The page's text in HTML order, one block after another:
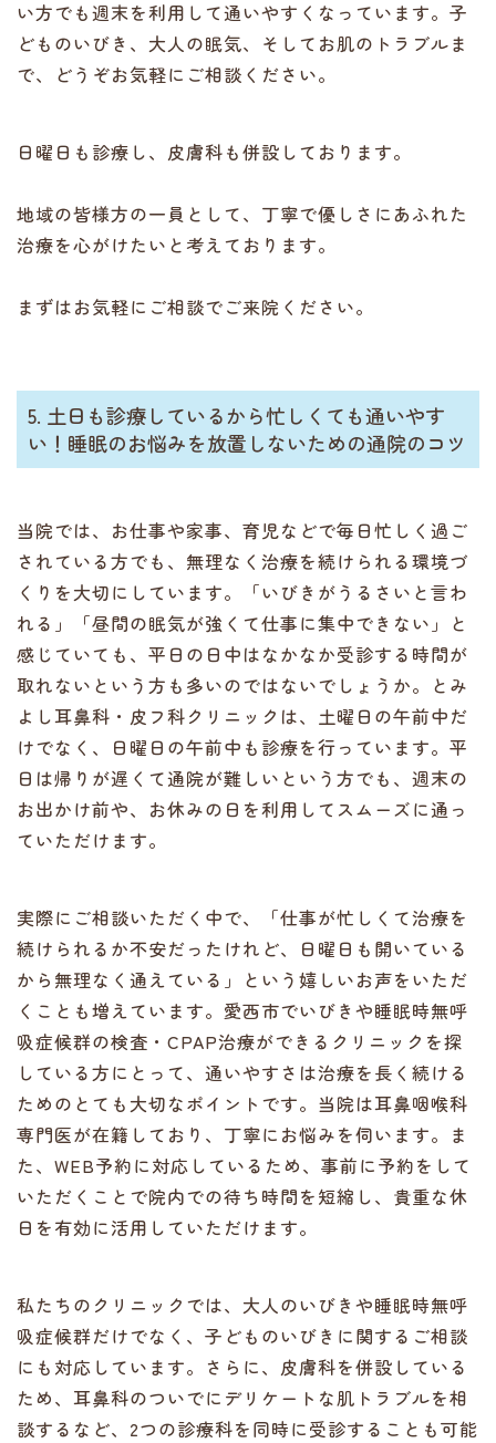
い方でも週末を利用して通いやすくなっています。子
どものいびき、大人の眠気、そしてお肌のトラブルま
で、どうぞお気軽にご相談ください。
日曜日も診療し、皮膚科も併設しております。
地域の皆様方の一員として、丁寧で優しさにあふれた
治療を心がけたいと考えております。
まずはお気軽にご相談でご来院ください。
5. 土日も診療しているから忙しくても通いやす
い！睡眠のお悩みを放置しないための通院のコツ
当院では、お仕事や家事、育児などで毎日忙しく過ご
されている方でも、無理なく治療を続けられる環境づ
くりを大切にしています。「いびきがうるさいと言わ
れる」「昼間の眠気が強くて仕事に集中できない」と
感じていても、平日の日中はなかなか受診する時間が
取れないという方も多いのではないでしょうか。とみ
よし耳鼻科・皮フ科クリニックは、土曜日の午前中だ
けでなく、日曜日の午前中も診療を行っています。平
日は帰りが遅くて通院が難しいという方でも、週末の
お出かけ前や、お休みの日を利用してスムーズに通っ
ていただけます。
実際にご相談いただく中で、「仕事が忙しくて治療を
続けられるか不安だったけれど、日曜日も開いている
から無理なく通えている」という嬉しいお声をいただ
くことも増えています。愛西市でいびきや睡眠時無呼
吸症候群の検査・CPAP治療ができるクリニックを探
している方にとって、通いやすさは治療を長く続ける
ためのとても大切なポイントです。当院は耳鼻咽喉科
専門医が在籍しており、丁寧にお悩みを伺います。ま
た、WEB予約に対応しているため、事前に予約をして
いただくことで院内での待ち時間を短縮し、貴重な休
日を有効に活用していただけます。
私たちのクリニックでは、大人のいびきや睡眠時無呼
吸症候群だけでなく、子どものいびきに関するご相談
にも対応しています。さらに、皮膚科を併設している
ため、耳鼻科のついでにデリケートな肌トラブルを相
談するなど、2つの診療科を同時に受診することも可能